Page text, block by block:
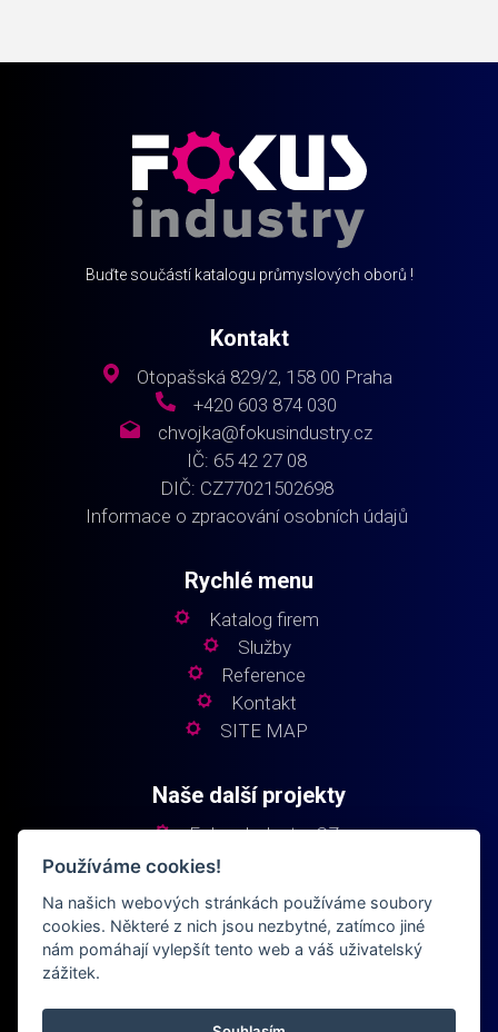
Buďte součástí katalogu průmyslových oborů !
Kontakt
Otopašská 829/2, 158 00 Praha
+420 603 874 030
chvojka@fokusindustry.cz
IČ: 65 42 27 08
DIČ: CZ77021502698
Informace o zpracování osobních údajů
Rychlé menu
Katalog firem
Služby
Reference
Kontakt
SITE MAP
Naše další projekty
Fokus Industry CZ
Fokus Industry SK
Fokus Building
Používáme cookies!
Na našich webových stránkách používáme soubory
cookies. Některé z nich jsou nezbytné, zatímco jiné
nám pomáhají vylepšít tento web a váš uživatelský
zážitek.